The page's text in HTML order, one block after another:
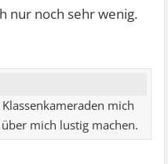
nur noch sehr wenig.
mich
mich lustig machen.